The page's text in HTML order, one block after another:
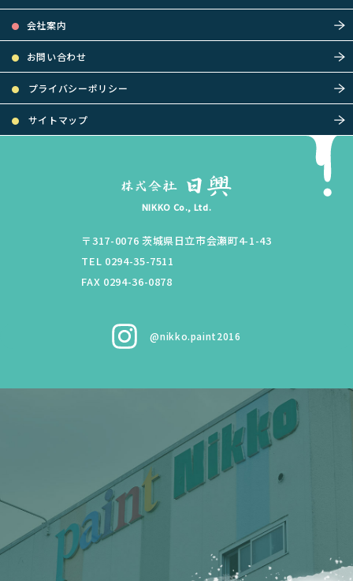
会社案内
お問い合わせ
プライバシーポリシー
サイトマップ
NIKKO Co., Ltd.
〒317-0076 茨城県日立市会瀬町4-1-43
TEL 0294-35-7511
FAX 0294-36-0878
@nikko.paint2016